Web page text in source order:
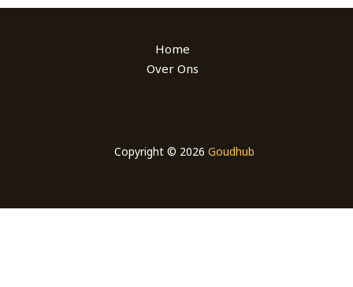
Home
Over Ons
Copyright © 2026 Goudhub